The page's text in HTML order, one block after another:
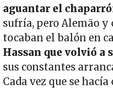
aguantar el
sufría, pero Alemão y
tocaban el balón en
Hassan que volvió a
sus constantes
Cada vez que se